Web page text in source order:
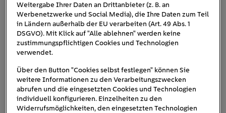
Wo: Webinar
Eventbeschreibung
Weitergabe Ihrer Daten an Drittanbieter (z. B. an
Werbenetzwerke und Social Media), die Ihre Daten zum Teil
in Ländern außerhalb der EU verarbeiten (Art. 49 Abs. 1
DSGVO). Mit Klick auf "Alle ablehnen" werden keine
zustimmungspflichtigen Cookies und Technologien
verwendet.
Über den Button "Cookies selbst festlegen" können Sie
weitere Informationen zu den Verarbeitungszwecken
abrufen und die eingesetzten Cookies und Technologien
individuell konfigurieren. Einzelheiten zu den
Widerrufsmöglichkeiten, den eingesetzten Technologien